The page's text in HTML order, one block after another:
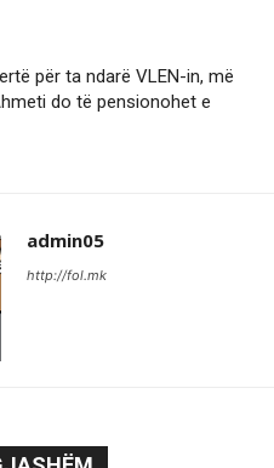
për ta ndarë VLEN-in, më
do të pensionohet e
admin05
http://fol.mk